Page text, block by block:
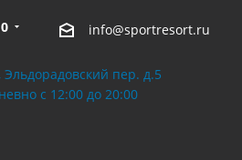
info@sportresort.ru
Эльдорадовский пер. д.5
с 12:00 до 20:00